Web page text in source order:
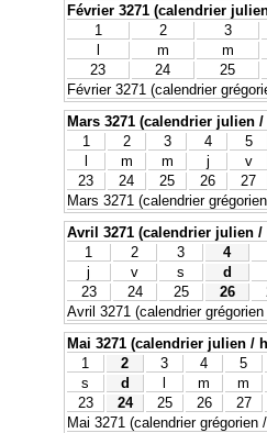
Février 3271 (calendrier
1
2 3
m m
23
24 25
Février 3271 (calendrier
Mars 3271 (calendrier julien
1
2 3 4 5
m m j v
23
24 25 26 27
Mars 3271 (calendrier
Avril 3271 (calendrier julien
1
2 3 4
j
v s d
23
24 25 26
Avril 3271 (calendrier
Mai 3271 (calendrier julien /
1
2 3 4 5
s
d m m
23
24 25 26 27
Mai 3271 (calendrier grégorien